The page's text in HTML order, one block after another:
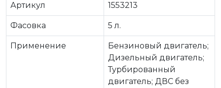
Артикул 1553213
Фасовка 5 л.
Применение
Бензиновый двигатель;
Дизельный двигатель;
Турбированный
двигатель; ДВС без